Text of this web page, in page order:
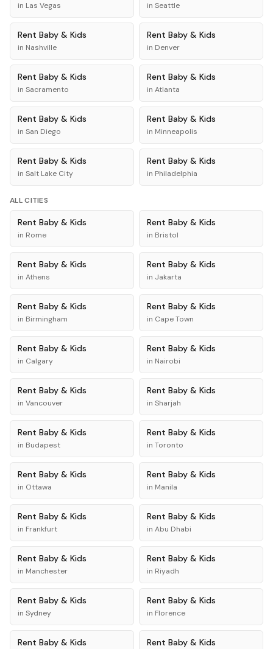
in Las Vegas in Seattle
Rent Baby & Kids
in Nashville
Rent Baby & Kids
in Denver
Rent Baby & Kids
in Sacramento
Rent Baby & Kids
in Atlanta
Rent Baby & Kids
in San Diego
Rent Baby & Kids
in Minneapolis
Rent Baby & Kids
in Salt Lake City
Rent Baby & Kids
in Philadelphia
ALL CITIES
Rent Baby & Kids
in Rome
Rent Baby & Kids
in Bristol
Rent Baby & Kids
in Athens
Rent Baby & Kids
in Jakarta
Rent Baby & Kids
in Birmingham
Rent Baby & Kids
in Cape Town
Rent Baby & Kids
in Calgary
Rent Baby & Kids
in Nairobi
Rent Baby & Kids
in Vancouver
Rent Baby & Kids
in Sharjah
Rent Baby & Kids
in Budapest
Rent Baby & Kids
in Toronto
Rent Baby & Kids
in Ottawa
Rent Baby & Kids
in Manila
Rent Baby & Kids
in Frankfurt
Rent Baby & Kids
in Abu Dhabi
Rent Baby & Kids
in Manchester
Rent Baby & Kids
in Riyadh
Rent Baby & Kids
in Sydney
Rent Baby & Kids
in Florence
Rent Baby & Kids Rent Baby & Kids